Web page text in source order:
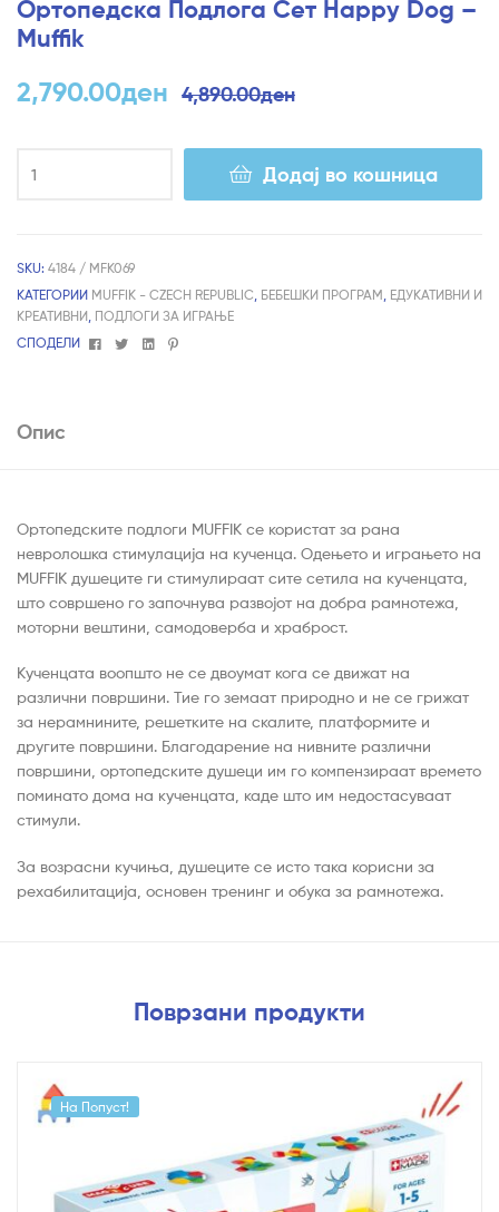
Ортопедска Подлога Сет Happy Dog –
Muffik
4,890.00ден
2,790.00ден
Додај во кошница
SKU: 4184 / MFK069
КАТЕГОРИИ MUFFIK - CZECH REPUBLIC, БЕБЕШКИ ПРОГРАМ, ЕДУКАТИВНИ И
КРЕАТИВНИ, ПОДЛОГИ ЗА ИГРАЊЕ
СПОДЕЛИ
FacebookTwitterLinkedin
Pinterest
Опис
Ортопедските подлоги MUFFIK се користат за рана
невролошка стимулација на кученца. Одењето и играњето на
MUFFIK душеците ги стимулираат сите сетила на кученцата,
што совршено го започнува развојот на добра рамнотежа,
моторни вештини, самодоверба и храброст.
Кученцата воопшто не се двоумат кога се движат на
различни површини. Тие го земаат природно и не се грижат
за нерамнините, решетките на скалите, платформите и
другите површини. Благодарение на нивните различни
површини, ортопедските душеци им го компензираат времето
поминато дома на кученцата, каде што им недостасуваат
стимули.
За возрасни кучиња, душеците се исто така корисни за
рехабилитација, основен тренинг и обука за рамнотежа.
Поврзани продукти
На Попуст!